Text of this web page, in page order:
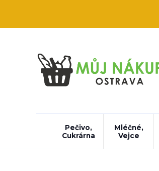
Pečivo,
Cukrárna
Mléčné,
Vejce